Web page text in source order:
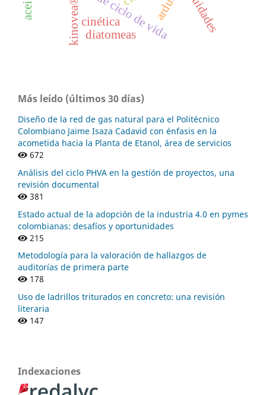
kinovea® cinética
diatomeas
Más leído (últimos 30 días)
Diseño de la red de gas natural para el Politécnico
Colombiano Jaime Isaza Cadavid con énfasis en la
acometida hacia la Planta de Etanol, área de servicios
672
Análisis del ciclo PHVA en la gestión de proyectos, una
revisión documental
381
Estado actual de la adopción de la industria 4.0 en pymes
colombianas: desafíos y oportunidades
215
Metodología para la valoración de hallazgos de
auditorías de primera parte
178
Uso de ladrillos triturados en concreto: una revisión
literaria
147
Indexaciones